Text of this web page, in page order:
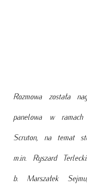
Rozmowa została
panelowa w
Scruton, na temat
m.in. Ryszard
b. Marszałek